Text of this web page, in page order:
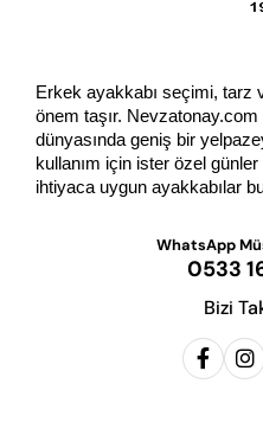
Erkek ayakkabı seçimi, tarz
önem taşır.
dünyasında geniş bir
kullanım için ister özel
ihtiyaca uygun ayakkabılar
WhatsApp
0533
Bizi